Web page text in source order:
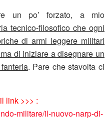
un po’ forzato, a mio
tecnico-filosofico che ogni
di armi leggere militari
di iniziare a disegnare un
. Pare che stavolta ci
link >>> :
militare/il-nuovo-narp-di-